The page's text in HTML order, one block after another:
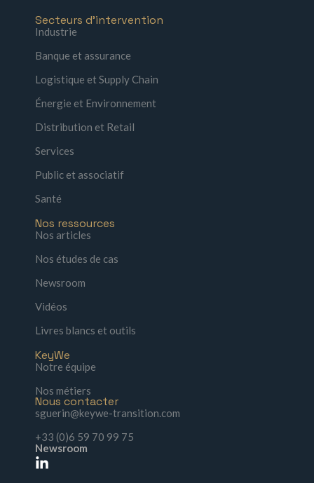
Secteurs d'intervention
Industrie
Banque et assurance
Logistique et Supply Chain
Énergie et Environnement
Distribution et Retail
Services
Public et associatif
Santé
Nos ressources
Nos articles
Nos études de cas
Newsroom
Vidéos
Livres blancs et outils
KeyWe
Notre équipe
Nos métiers
Nous contacter
sguerin@keywe-transition.com
+33 (0)6 59 70 99 75
Newsroom